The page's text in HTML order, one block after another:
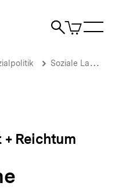
Suche
Artikel
im
Soziale Lage
Reichtum